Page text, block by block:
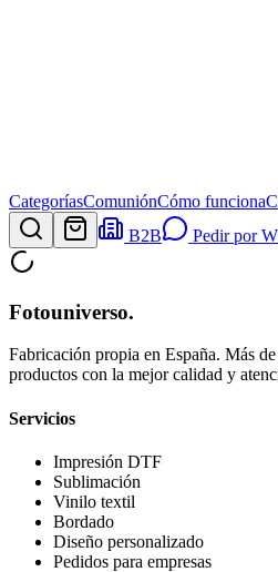
CategoríasComuniónCómo funciona
B2B
Pedir por
Fotouniverso.
Fabricación propia en España. Más
productos con la mejor calidad y
Servicios
Impresión DTF
Sublimación
Vinilo textil
Bordado
Diseño personalizado
Pedidos para empresas